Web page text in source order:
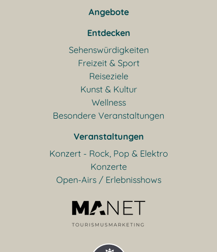
Angebote
Entdecken
Sehenswürdigkeiten
Freizeit & Sport
Reiseziele
Kunst & Kultur
Wellness
Besondere Veranstaltungen
Veranstaltungen
Konzert - Rock, Pop & Elektro
Konzerte
Open-Airs / Erlebnisshows